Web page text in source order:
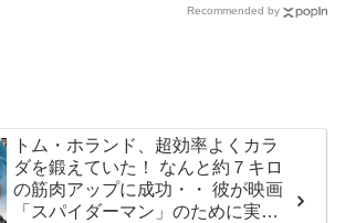
をサプライズ・リリース［オーディ
Recommended by
トム・ホランド、超効率よくカラ
ダを鍛えていた！ なんと約７キロ
の筋肉アップに成功・・ 彼が映画
「スパイダーマン」のために実践